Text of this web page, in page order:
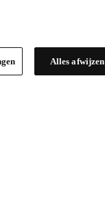
Alles afwijzen